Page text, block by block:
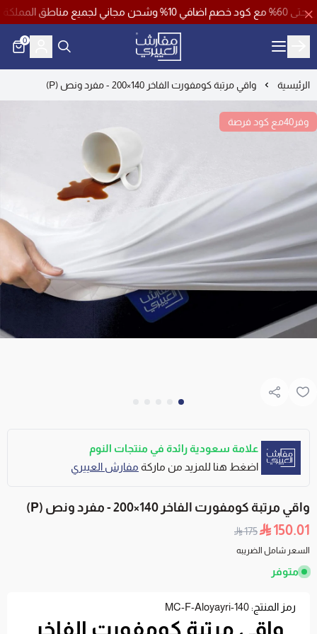
( فرصة )
مفارش العييري
0
الرئيسية واقي مرتبة كومفورت الفاخر 140×200 - مفرد ونص (P)
وفر40مع كود فرصة
علامة سعودية رائدة في منتجات النوم
اضغط هنا للمزيد من ماركة مفارش العييري
واقي مرتبة كومفورت الفاخر 140×200 - مفرد ونص (P)
150.01
175
السعر شامل الضريبه
متوفر
رمز المنتج:MC-F-Aloyayri-140
واقي مرتبة كومفورت الفاخر